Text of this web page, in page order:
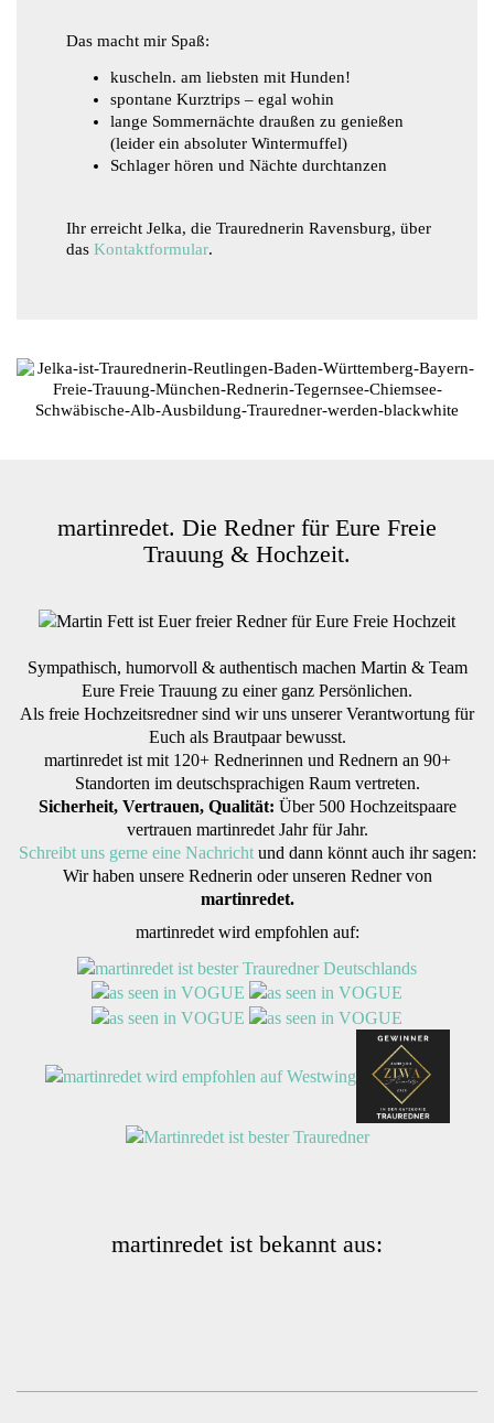
Das macht mir Spaß:
kuscheln. am liebsten mit Hunden!
spontane Kurztrips – egal wohin
lange Sommernächte draußen zu genießen
(leider ein absoluter Wintermuffel)
Schlager hören und Nächte durchtanzen
Ihr erreicht Jelka, die Traurednerin Ravensburg, über
das Kontaktformular.
martinredet. Die Redner für Eure Freie
Trauung & Hochzeit.
Sympathisch, humorvoll & authentisch machen Martin & Team
Eure Freie Trauung zu einer ganz Persönlichen.
Als freie Hochzeitsredner sind wir uns unserer Verantwortung für
Euch als Brautpaar bewusst.
martinredet ist mit 120+ Rednerinnen und Rednern an 90+
Standorten im deutschsprachigen Raum vertreten.
Sicherheit, Vertrauen, Qualität: Über 500 Hochzeitspaare
vertrauen martinredet Jahr für Jahr.
Schreibt uns gerne eine Nachrichtund dann könnt auch ihr sagen:
Wir haben unsere Rednerin oder unseren Redner von
martinredet.
martinredet wird empfohlen auf:
martinredet ist bekannt aus: